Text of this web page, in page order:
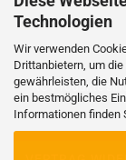
Technologien
Wir verwenden
Drittanbietern, um
gewährleisten, die
ein bestmögliches
Informationen finden
RC-Produkte